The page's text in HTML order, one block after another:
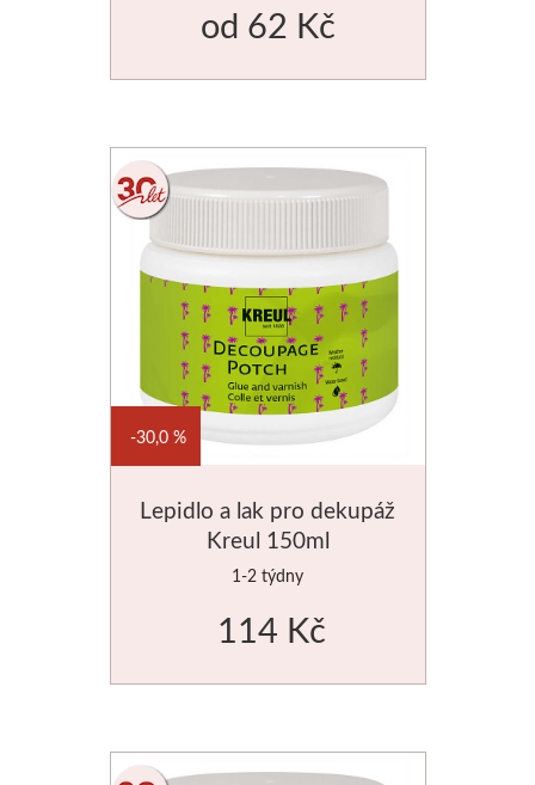
od 62 Kč
Lepidlo a lak pro dekupáž
Kreul 150ml
1-2 týdny
30,0 %
114 Kč